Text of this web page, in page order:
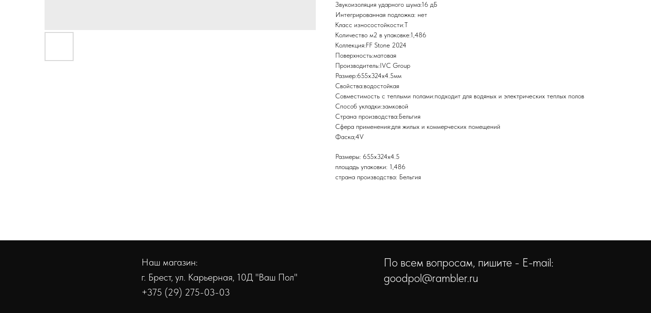
Звукоизоляция ударного шума:16 дБ
Интегрированная подложка: нет
Класс износостойкости:T
Количество м2 в упаковке:1,486
Коллекция:FF Stone 2024
Поверхность:матовая
Производитель:IVC Group
Размер:655x324x4.5мм
Свойства:водостойкая
Совместимость с теплыми полами:подходит для водяных и электрических теплых полов
Способ укладки:замковой
Страна производства:Бельгия
Сфера применения:для жилых и коммерческих помещений
Фаска;4V
Размеры: 655x324x4.5
площадь упаковки: 1,486
страна производства: Бельгия
По всем вопросам, пишите - E-mail:
goodpol@rambler.ru
Наш магазин:
г. Брест, ул. Карьерная, 10Д "Ваш Пол"
+375 (29) 275-03-03